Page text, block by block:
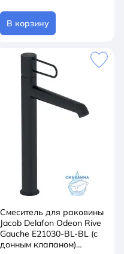
В корзину
Смеситель для раковины
Jacob Delafon Odeon Rive
Gauche E21030-BL-BL (с
донным клапаном)